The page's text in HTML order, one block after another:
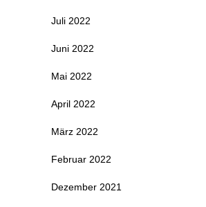
Juli 2022
Juni 2022
Mai 2022
April 2022
März 2022
Februar 2022
Dezember 2021